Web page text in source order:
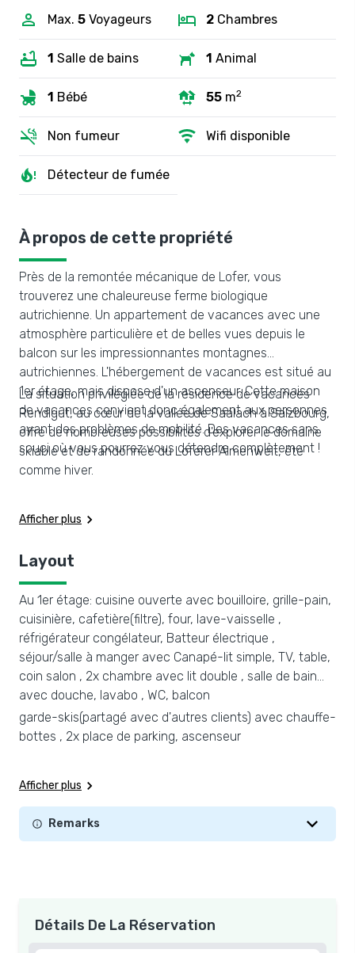
Max. 5 Voyageurs 2 Chambres
1 Salle de bains 1 Animal
1 Bébé 55 m2
Non fumeur Wifi disponible
Détecteur de fumée
À propos de cette propriété
Près de la remontée mécanique de Lofer, vous
trouverez une chaleureuse ferme biologique
autrichienne. Un appartement de vacances avec une
atmosphère particulière et de belles vues depuis le
balcon sur les impressionnantes montagnes
autrichiennes. L'hébergement de vacances est situé au
1er étage, mais dispose d'un ascenseur. Cette maison
de vacances convient donc également aux personnes
ayant des problèmes de mobilité. Des vacances sans
souci où vous pourrez vous détendre complètement !
La situation privilégiée de la résidence de vacances
Rendlgut, au cœur de la vallée de Saalach à Salzbourg,
offre de nombreuses possibilités d'explorer le domaine
skiable et de randonnée du Loferer Almenwelt, été
comme hiver.
Afficher plus
Layout
Au 1er étage: cuisine ouverte avec bouilloire, grille-pain,
cuisinière, cafetière(filtre), four, lave-vaisselle ,
réfrigérateur congélateur, Batteur électrique ,
séjour/salle à manger avec Canapé-lit simple, TV, table,
coin salon , 2x chambre avec lit double , salle de bain
avec douche, lavabo , WC, balcon
garde-skis(partagé avec d'autres clients) avec chauffe-
bottes , 2x place de parking, ascenseur
Afficher plus
Remarks
Détails De La Réservation